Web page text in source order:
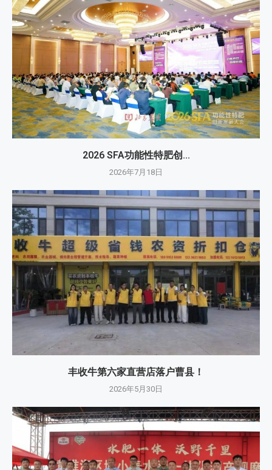
2026 SFA功能性特肥创...
2026年7月18日
丰收牛第六家直营店落户曹县！
2026年5月30日